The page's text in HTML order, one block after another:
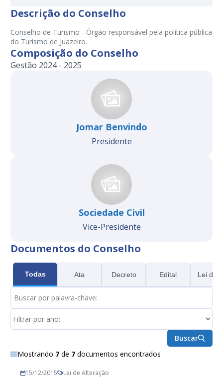
Descrição do Conselho
Conselho de Turismo - Órgão responsável pela política pública
do Turismo de Juazeiro.
Composição do Conselho
Gestão 2024 - 2025
Jomar Benvindo
Presidente
Sociedade Civil
Vice-Presidente
Documentos do Conselho
Todas Ata Decreto Edital Lei de
Buscar
Mostrando 7 de 7 documentos encontrados
15/12/2015 Lei de Alteração